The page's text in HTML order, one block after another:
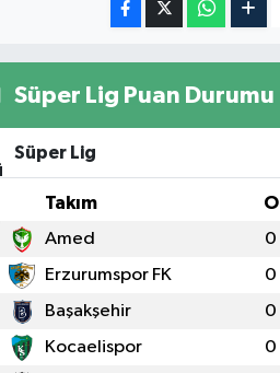
Süper Lig Puan Durumu
Süper Lig
Takım O
Amed 0
Erzurumspor FK 0
Başakşehir 0
Kocaelispor 0